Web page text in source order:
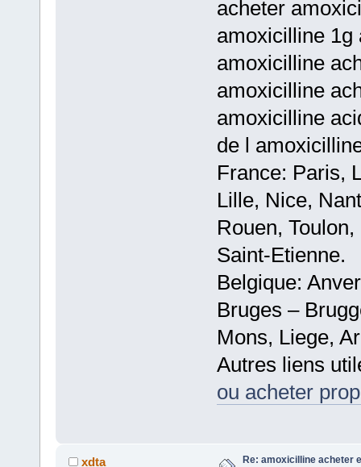
acheter
amoxicilline 1g
amoxicilline
amoxicilline
amoxicilline
de l
France: Paris,
Lille, Nice,
Rouen,
Saint-Etienne.
Belgique:
Bruges –
Mons, Liege,
Autres liens
ou acheter
xdta
Re: amoxicilline acheter